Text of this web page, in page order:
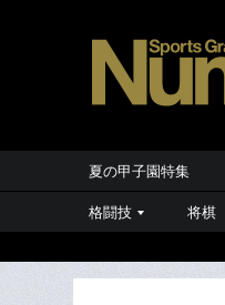
夏の甲子園特集
格闘技 将棋